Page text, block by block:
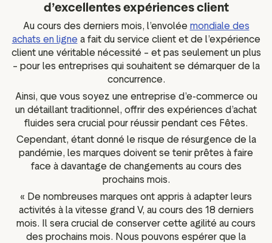
d’excellentes expériences client
Au cours des derniers mois, l’envolée mondiale des
achats en ligne a fait du service client et de l’expérience
client une véritable nécessité – et pas seulement un plus
– pour les entreprises qui souhaitent se démarquer de la
concurrence.
Ainsi, que vous soyez une entreprise d’e-commerce ou
un détaillant traditionnel, offrir des expériences d’achat
fluides sera crucial pour réussir pendant ces Fêtes.
Cependant, étant donné le risque de résurgence de la
pandémie, les marques doivent se tenir prêtes à faire
face à davantage de changements au cours des
prochains mois.
« De nombreuses marques ont appris à adapter leurs
activités à la vitesse grand V, au cours des 18 derniers
mois. Il sera crucial de conserver cette agilité au cours
des prochains mois. Nous pouvons espérer que la